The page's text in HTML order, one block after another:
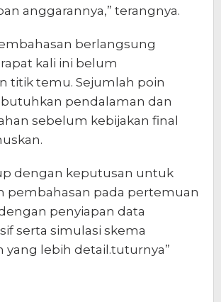
anggarannya,” terangnya.
berlangsung
kali ini belum
titik temu. Sejumlah poin
pendalaman dan
sebelum kebijakan final
dengan keputusan untuk
pembahasan pada pertemuan
penyiapan data
serta simulasi skema
yang lebih detail.tuturnya”